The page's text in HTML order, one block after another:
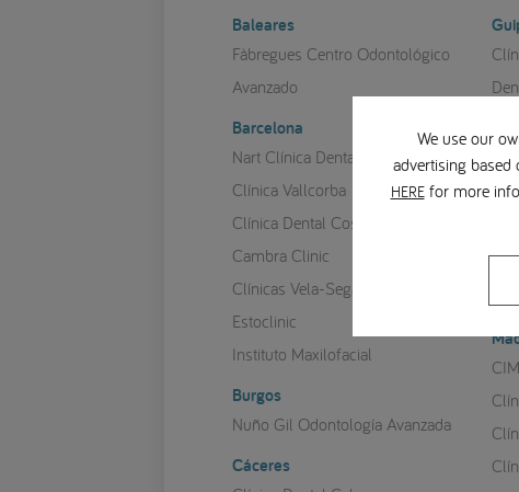
Baleares
Fàbregues Centro Odontológico
Avanzado
Barcelona
Nart Clínica Dental
Clínica Vallcorba
Clínica Dental Costa Codina
Cambra Clinic
Clínicas Vela-Segalà
Estoclinic
Instituto Maxilofacial
Burgos
Nuño Gil Odontología Avanzada
Cáceres
We use our
advertising
HEREfor more